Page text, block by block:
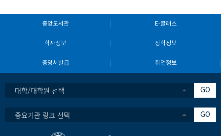
중앙도서관 E-클래스
학사정보 장학정보
증명서발급 취업정보
대학/대학원 선택 GO
중요기관 링크 선택 GO